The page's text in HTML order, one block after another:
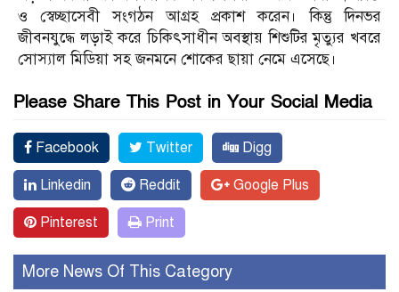
ও স্বেচ্ছাসেবী সংগঠন আগ্রহ প্রকাশ করেন। কিন্তু দিনভর
জীবনযুদ্ধে লড়াই করে চিকিৎসাধীন অবস্থায় শিশুটির মৃত্যুর খবরে
সোস্যাল মিডিয়া সহ জনমনে শোকের ছায়া নেমে এসেছে।
Please Share This Post in Your Social Media
Facebook Twitter Digg
Linkedin Reddit Google Plus
Pinterest Print
More News Of This Category